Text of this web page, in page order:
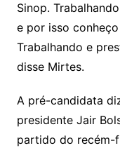
Sinop.
e por isso
Trabalhando e
disse Mirtes.
A pré-candidata
presidente Jair
partido do recém-